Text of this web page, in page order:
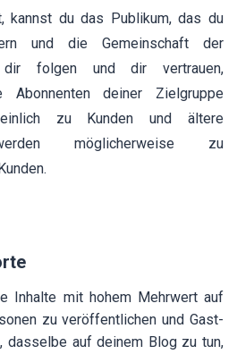
kannst du das Publikum, das du
und die Gemeinschaft der
dir folgen und dir vertrauen,
Abonnenten deiner Zielgruppe
zu Kunden und ältere
möglicherweise zu
Inhalte mit hohem Mehrwert auf
zu veröffentlichen und Gast-
dasselbe auf deinem Blog zu tun,